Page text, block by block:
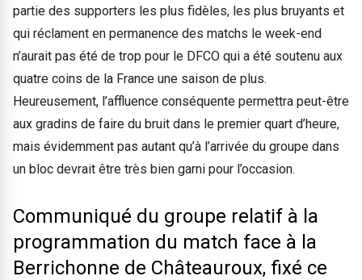
partie des supporters les plus fidèles, les plus bruyants et
qui réclament en permanence des matchs le week-end
n’aurait pas été de trop pour le DFCO qui a été soutenu aux
quatre coins de la France une saison de plus.
Heureusement, l’affluence conséquente permettra peut-être
aux gradins de faire du bruit dans le premier quart d’heure,
mais évidemment pas autant qu’à l’arrivée du groupe dans
un bloc devrait être très bien garni pour l’occasion.
Communiqué du groupe relatif à la
programmation du match face à la
Berrichonne de Châteauroux, fixé ce